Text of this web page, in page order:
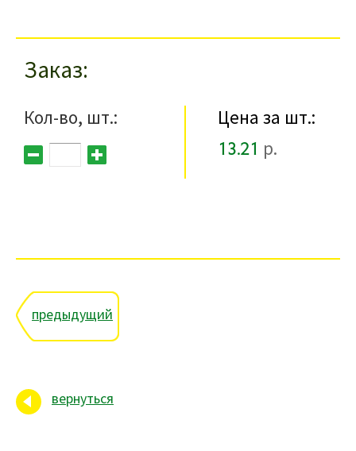
Заказ
Кол-во, шт.:
Цена за шт.:
13.21 р.
предыдущий
вернуться